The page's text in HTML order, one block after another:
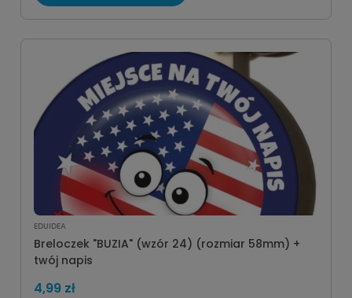
EDUIDEA
Breloczek "BUZIA" (wzór 24) (rozmiar 58mm) +
twój napis
4,99 zł